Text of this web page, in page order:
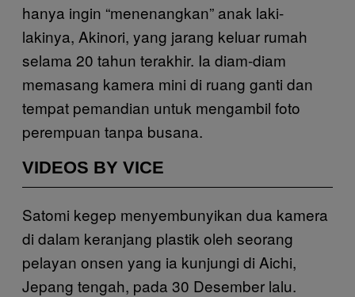
hanya ingin “menenangkan” anak laki-
lakinya, Akinori, yang jarang keluar rumah
selama 20 tahun terakhir. Ia diam-diam
memasang kamera mini di ruang ganti dan
tempat pemandian untuk mengambil foto
perempuan tanpa busana.
VIDEOS BY VICE
Satomi kegep menyembunyikan dua kamera
di dalam keranjang plastik oleh seorang
pelayan onsen yang ia kunjungi di Aichi,
Jepang tengah, pada 30 Desember lalu.